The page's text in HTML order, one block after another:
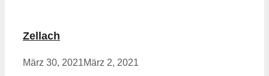
Zellach
März 30, 2021März 2, 2021